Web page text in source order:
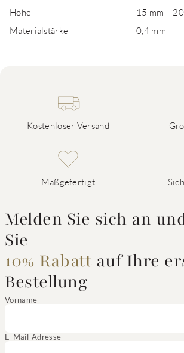
Höhe
15 mm –
Materialstärke
0,4 mm
Kostenloser Versand
Maßgefertigt
Melden Sie sich an
Sie
10% Rabatt auf Ihre
Bestellung
Vorname
E-Mail-Adresse